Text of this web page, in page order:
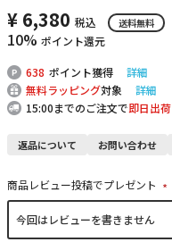
¥ 6,380 税込 送料無料
10% ポイント還元
638 ポイント獲得
詳細
無料ラッピング対象
詳細
15:00までのご注文で即日出荷
返品について お問い合わせ
商品レビュー投稿でプレゼント
(